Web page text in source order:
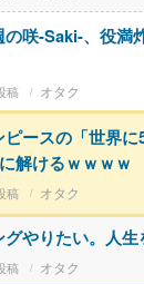
の咲-Saki-、役満
オタク
ピースの「世界
解けるｗｗｗｗ
オタク
グやりたい。人
オタク